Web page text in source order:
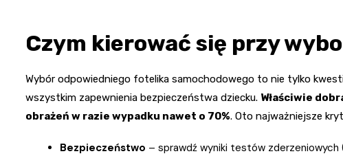
Czym kierować się przy
Wybór odpowiedniego fotelika samochodowego to nie tylko
wszystkim zapewnienia bezpieczeństwa dziecku. Właściwie
obrażeń w razie wypadku nawet o 70%. Oto najważniejsze
Bezpieczeństwo – sprawdź wyniki testów